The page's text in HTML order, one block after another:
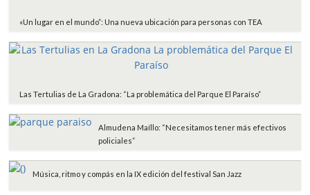
«Un lugar en el mundo”: Una nueva ubicación para personas con TEA
Las Tertulias de La Gradona: “La problemática del Parque El Paraíso”
Almudena Maíllo: “Necesitamos tener más efectivos
policiales”
Música, ritmo y compás en la IX edición del festival San Jazz